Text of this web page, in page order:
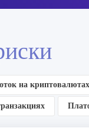
на криптовалютах